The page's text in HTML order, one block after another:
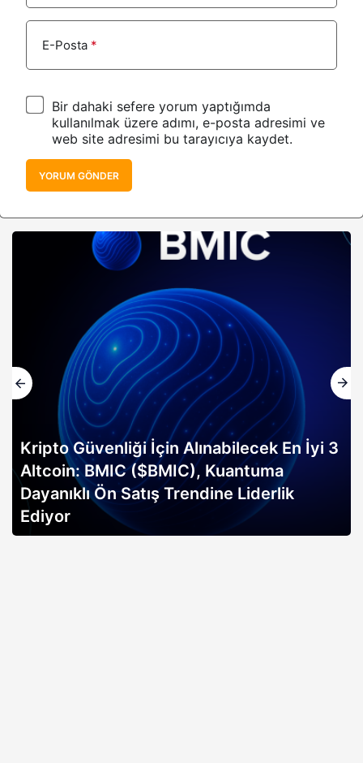
E-Posta *
Bir dahaki sefere yorum yaptığımda
kullanılmak üzere adımı, e-posta adresimi ve
web site adresimi bu tarayıcıya kaydet.
YORUM GÖNDER
Kripto Güvenliği İçin Alınabilecek En İyi 3
Altcoin: BMIC ($BMIC), Kuantuma
Dayanıklı Ön Satış Trendine Liderlik
Ediyor